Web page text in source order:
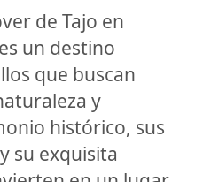
de Tajo en
un destino
que buscan
y
histórico, sus
su exquisita